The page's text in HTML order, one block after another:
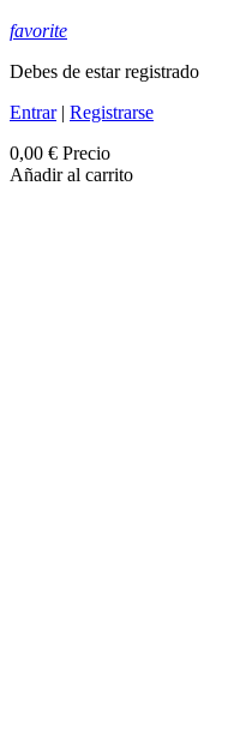
favorite
Debes de estar registrado
Entrar| Registrarse
0,00 € Precio
Añadir al carrito